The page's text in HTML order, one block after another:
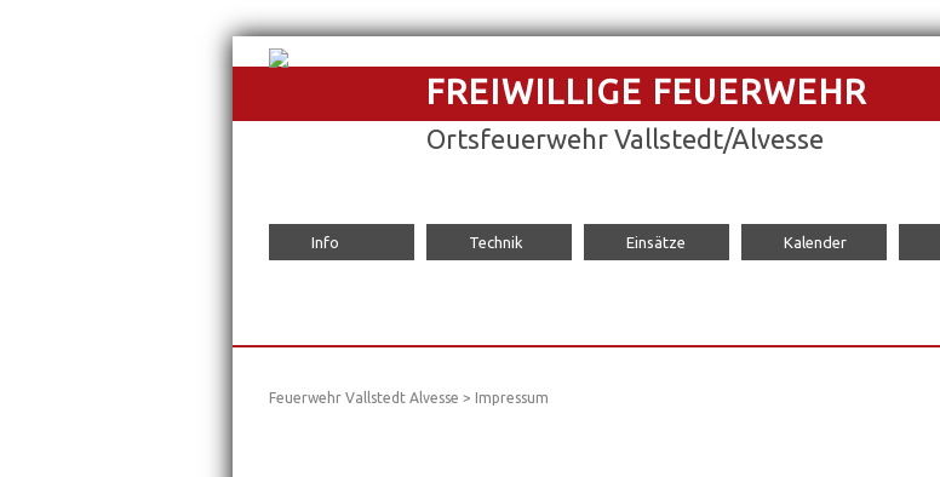
FREIWILLIGE FEUERWEHR
Ortsfeuerwehr Vallstedt/Alvesse
überspringen
Info Technik Einsätze Kalender
Feuerwehr Vallstedt Alvesse > Impressum